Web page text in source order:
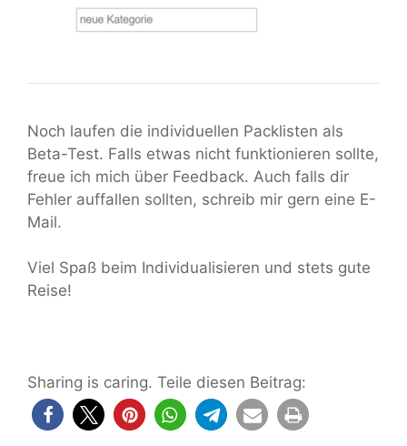
Noch laufen die individuellen Packlisten als
Beta-Test. Falls etwas nicht funktionieren sollte,
freue ich mich über Feedback. Auch falls dir
Fehler auffallen sollten, schreib mir gern eine E-
Mail.
Viel Spaß beim Individualisieren und stets gute
Reise!
Sharing is caring. Teile diesen Beitrag: